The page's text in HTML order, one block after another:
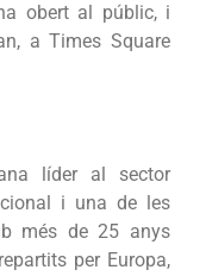
obert al públic, i
a Times Square
líder al sector
i una de les
més de 25 anys
per Europa,